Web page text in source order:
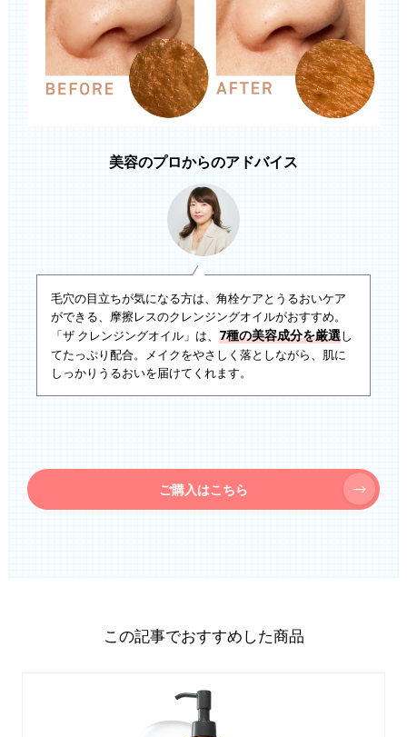
美容のプロからのアドバイス
毛穴の目立ちが気になる方は、角栓ケアとうるおいケア
ができる、摩擦レスのクレンジングオイルがおすすめ。
「ザ クレンジングオイル」は、 7種の美容成分を厳選し
てたっぷり配合。メイクをやさしく落としながら、肌に
しっかりうるおいを届けてくれます。
ご購入はこちら
この記事でおすすめした商品